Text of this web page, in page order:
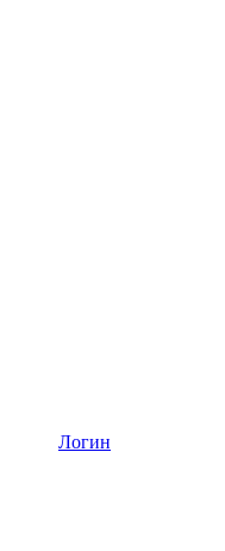
Логин